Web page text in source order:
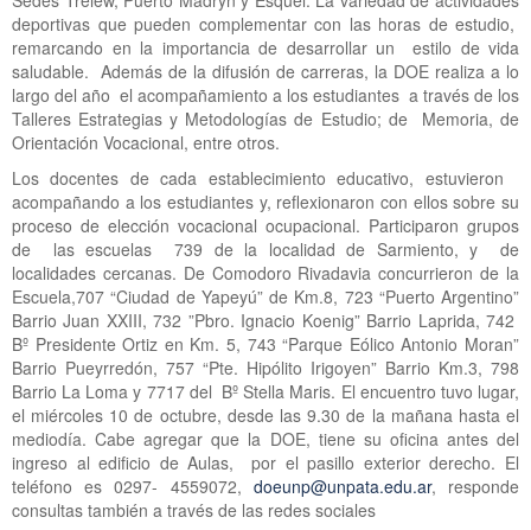
deportivas que pueden complementar con las horas de estudio,
remarcando en la importancia de desarrollar un estilo de vida
saludable. Además de la difusión de carreras, la DOE realiza a lo
largo del año el acompañamiento a los estudiantes a través de los
Talleres Estrategias y Metodologías de Estudio; de Memoria, de
Orientación Vocacional, entre otros.
Los docentes de cada establecimiento educativo, estuvieron
acompañando a los estudiantes y, reflexionaron con ellos sobre su
proceso de elección vocacional ocupacional. Participaron grupos
de las escuelas 739 de la localidad de Sarmiento, y de
localidades cercanas. De Comodoro Rivadavia concurrieron de la
Escuela,707 “Ciudad de Yapeyú” de Km.8, 723 “Puerto Argentino”
Barrio Juan XXIII, 732 ”Pbro. Ignacio Koenig” Barrio Laprida, 742
Bº Presidente Ortiz en Km. 5, 743 “Parque Eólico Antonio Moran”
Barrio Pueyrredón, 757 “Pte. Hipólito Irigoyen” Barrio Km.3, 798
Barrio La Loma y 7717 del Bº Stella Maris. El encuentro tuvo lugar,
el miércoles 10 de octubre, desde las 9.30 de la mañana hasta el
mediodía. Cabe agregar que la DOE, tiene su oficina antes del
ingreso al edificio de Aulas, por el pasillo exterior derecho. El
teléfono es 0297- 4559072, doeunp@unpata.edu.ar, responde
consultas también a través de las redes sociales